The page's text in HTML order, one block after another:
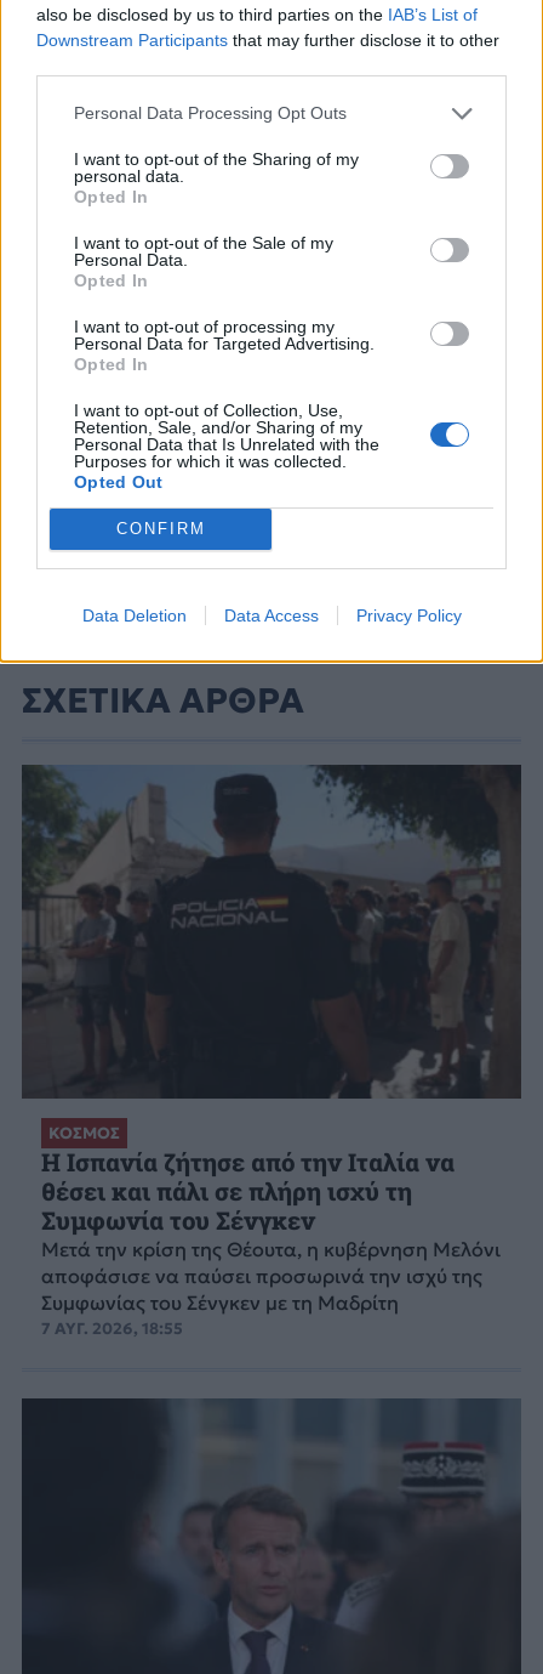
also be disclosed by us to third parties on the IAB’s List of
Downstream Participants that may further disclose it to other
Personal Data Processing Opt Outs
I want to opt-out of the Sharing of my
personal data.
Opted In
I want to opt-out of the Sale of my
Personal Data.
Opted In
I want to opt-out of processing my
Personal Data for Targeted Advertising.
Opted In
I want to opt-out of Collection, Use,
Retention, Sale, and/or Sharing of my
Personal Data that Is Unrelated with the
Purposes for which it was collected.
Opted Out
CONFIRM
Data Deletion Data Access Privacy Policy
Τριμερής αμυντική
συμφωνία: Τουρκία,
Σαουδική Αραβία και
δεσμούς τους
Ελληνικοί
στρατιωτική
αξιοποίηση της
ΣΧΕΤΙΚΑ ΑΡΘΡΑ
ΚΟΣΜΟΣ
Η Ισπανία ζήτησε από την Ιταλία να
θέσει και πάλι σε πλήρη ισχύ τη
Συμφωνία του Σένγκεν
Μετά την κρίση της Θέουτα, η κυβέρνηση Μελόνι
αποφάσισε να παύσει προσωρινά την ισχύ της
Συμφωνίας του Σένγκεν με τη Μαδρίτη
7 ΑΥΓ. 2026, 18:55